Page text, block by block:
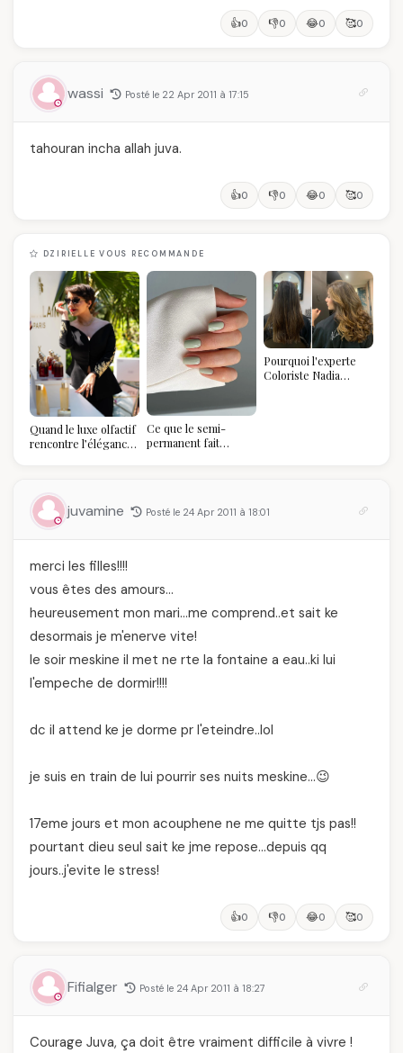
👍0 👎0 😂0 🥰0
wassi Posté le 22 Apr 2011 à 17:15
tahouran incha allah juva.
👍0 👎0 😂0 🥰0
DZIRIELLE VOUS RECOMMANDE
Quand le luxe olfactif
rencontre l’élégance
temps
Ce que le semi-
permanent fait
Pourquoi l'experte
Coloriste Nadia
juvamine Posté le 24 Apr 2011 à 18:01
merci les filles!!!!
vous êtes des amours…
heureusement mon mari…me comprend..et sait ke
desormais je m'enerve vite!
le soir meskine il met ne rte la fontaine a eau..ki lui
l'empeche de dormir!!!!
dc il attend ke je dorme pr l'eteindre..lol
je suis en train de lui pourrir ses nuits meskine…😉
17eme jours et mon acouphene ne me quitte tjs pas!!
pourtant dieu seul sait ke jme repose…depuis qq
jours..j'evite le stress!
👍0 👎0 😂0 🥰0
Fifialger Posté le 24 Apr 2011 à 18:27
Courage Juva, ça doit être vraiment difficile à vivre !